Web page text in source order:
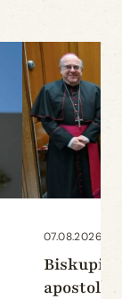
07.08.2026
Biskupi o